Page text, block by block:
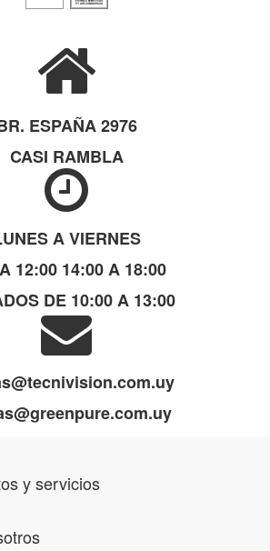
ESPAÑA 2976
CASI RAMBLA
A VIERNES
12:00 14:00 A 18:00
DE 10:00 A 13:00
y servicios